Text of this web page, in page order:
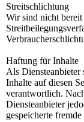
Streitschlichtung
Wir sind nicht
Haftung für Inhalte
Als
Inhalte auf diesen
verantwortlich.
Diensteanbieter
gespeicherte